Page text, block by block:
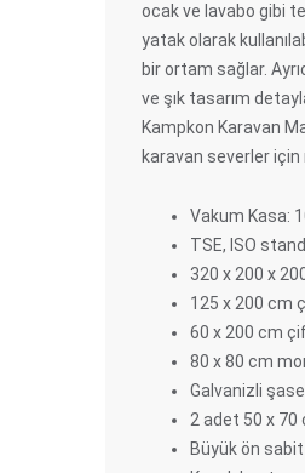
ocak ve lavabo gibi
yatak olarak
bir ortam sağlar.
ve şık tasarım
Kampkon Karavan
karavan severler
Vakum Kasa:
TSE, ISO
320 x 200 x
125 x 200 cm
60 x 200 cm
80 x 80 cm
Galvanizli şase
2 adet 50 x 70
Büyük ön